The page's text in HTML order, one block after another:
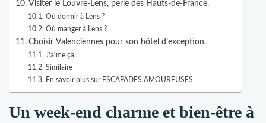
Visiter le Louvre-Lens, perle des Hauts-de-France.
Où dormir à Lens ?
Où manger à Lens ?
Choisir Valenciennes pour son hôtel d’exception.
J’aime ça :
Similaire
En savoir plus sur ESCAPADES AMOUREUSES
Un week-end charme et bien-être à